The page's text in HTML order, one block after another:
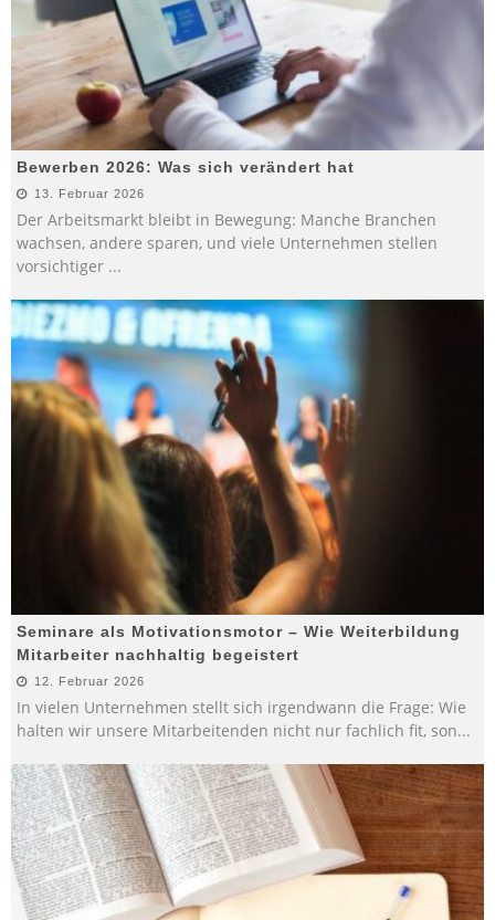
Bewerben 2026: Was sich verändert hat
13. Februar 2026
Der Arbeitsmarkt bleibt in Bewegung: Manche Branchen
wachsen, andere sparen, und viele Unternehmen stellen
vorsichtiger ...
Seminare als Motivationsmotor – Wie Weiterbildung
Mitarbeiter nachhaltig begeistert
12. Februar 2026
In vielen Unternehmen stellt sich irgendwann die Frage: Wie
halten wir unsere Mitarbeitenden nicht nur fachlich fit, son...